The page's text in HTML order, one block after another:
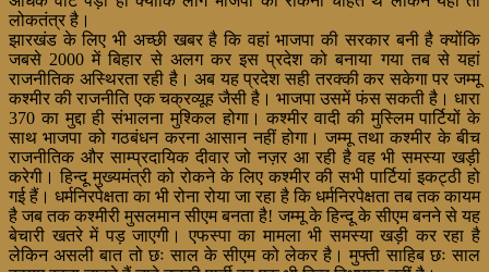
लोकतंत्र है।
झारखंड के लिए भी अच्छी खबर है कि वहां भाजपा की सरकार बनी है क्योंकि
जबसे 2000 में बिहार से अलग कर इस प्रदेश को बनाया गया तब से यहां
राजनीतिक अस्थिरता रही है। अब यह प्रदेश सही तरक्की कर सकेगा पर जम्मू
कश्मीर की राजनीति एक चक्रव्यूह जैसी है। भाजपा उसमें फंस सकती है। धारा
370 का मुद्दा ही संभालना मुश्किल होगा। कश्मीर वादी की मुस्लिम पार्टियों के
साथ भाजपा को गठबंधन करना आसान नहीं होगा। जम्मू तथा कश्मीर के बीच
राजनीतिक और साम्प्रदायिक दीवार जो नज़र आ रही है वह भी समस्या खड़ी
करेगी। हिन्दू मुख्यमंत्री को रोकने के लिए कश्मीर की सभी पार्टियां इकट्ठी हो
गई हैं। धर्मनिरपेक्षता का भी रोना रोया जा रहा है कि धर्मनिरपेक्षता तब तक कायम
है जब तक कश्मीरी मुसलमान सीएम बनता है! जम्मू के हिन्दू के सीएम बनने से यह
बेचारी खतरे में पड़ जाएगी। एफस्पा का मामला भी समस्या खड़ी कर रहा है
लेकिन असली बात तो छः साल के सीएम को लेकर है। मुफ्ती साहिब छः साल